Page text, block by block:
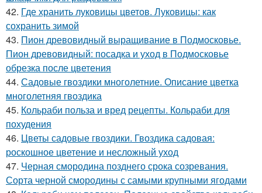
42. Где хранить луковицы цветов. Луковицы: как
сохранить зимой
43. Пион древовидный выращивание в Подмосковье.
Пион древовидный: посадка и уход в Подмосковье
обрезка после цветения
44. Садовые гвоздики многолетние. Описание цветка
многолетняя гвоздика
45. Кольраби польза и вред рецепты. Кольраби для
похудения
46. Цветы садовые гвоздики. Гвоздика садовая:
роскошное цветение и несложный уход
47. Черная смородина позднего срока созревания.
Сорта черной смородины с самыми крупными ягодами